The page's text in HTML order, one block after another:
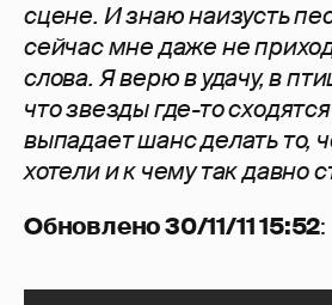
сцене. И знаю наизусть
сейчас мне даже не
слова. Я верю в удачу, в
что звезды где-то
выпадает шанс делать то,
хотели и к чему так давно
Обновлено 30/11/11 15:52: